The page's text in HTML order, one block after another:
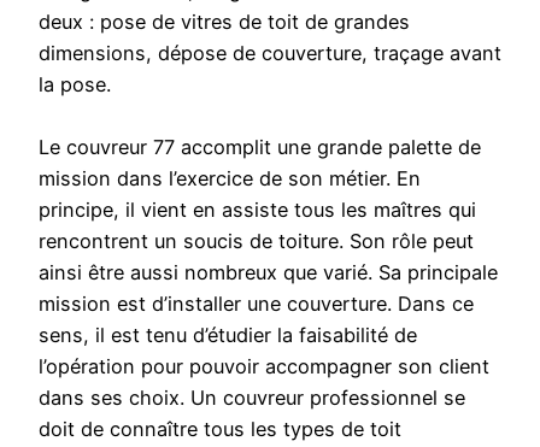
deux : pose de vitres de toit de grandes
dimensions, dépose de couverture, traçage avant
la pose.
Le couvreur 77 accomplit une grande palette de
mission dans l’exercice de son métier. En
principe, il vient en assiste tous les maîtres qui
rencontrent un soucis de toiture. Son rôle peut
ainsi être aussi nombreux que varié. Sa principale
mission est d’installer une couverture. Dans ce
sens, il est tenu d’étudier la faisabilité de
l’opération pour pouvoir accompagner son client
dans ses choix. Un couvreur professionnel se
doit de connaître tous les types de toit